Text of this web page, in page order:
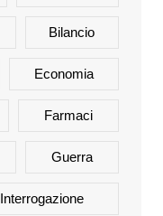
Bilancio
Economia
Farmaci
Guerra
Interrogazione